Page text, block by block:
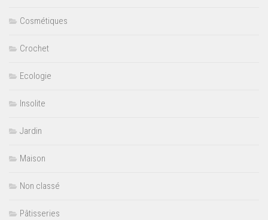
Cosmétiques
Crochet
Ecologie
Insolite
Jardin
Maison
Non classé
Pâtisseries